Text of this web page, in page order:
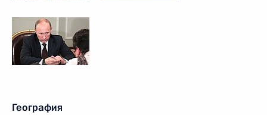
География